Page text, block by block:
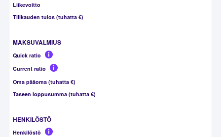
Liikevoitto
Tilikauden tulos (tuhatta €)
MAKSUVALMIUS
Quick ratio
Current ratio
Oma pääoma (tuhatta €)
Taseen loppusumma (tuhatta €)
HENKILÖSTÖ
Henkilöstö